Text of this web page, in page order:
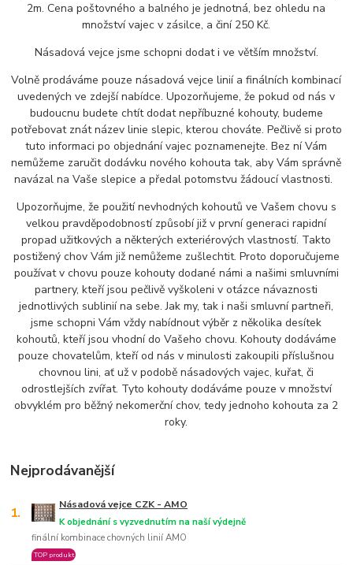
2m. Cena poštovného a balného je jednotná, bez ohledu na
množství vajec v zásilce, a činí 250 Kč.
Násadová vejce jsme schopni dodat i ve větším množství.
Volně prodáváme pouze násadová vejce linií a finálních kombinací
uvedených ve zdejší nabídce. Upozorňujeme, že pokud od nás v
budoucnu budete chtít dodat nepříbuzné kohouty, budeme
potřebovat znát název linie slepic, kterou chováte. Pečlivě si proto
tuto informaci po objednání vajec poznamenejte. Bez ní Vám
nemůžeme zaručit dodávku nového kohouta tak, aby Vám správně
navázal na Vaše slepice a předal potomstvu žádoucí vlastnosti.
Upozorňujme, že použití nevhodných kohoutů ve Vašem chovu s
velkou pravděpodobností způsobí již v první generaci rapidní
propad užitkových a některých exteriérových vlastností. Takto
postižený chov Vám již nemůžeme zušlechtit. Proto doporučujeme
používat v chovu pouze kohouty dodané námi a našimi smluvními
partnery, kteří jsou pečlivě vyškoleni v otázce návaznosti
jednotlivých sublinií na sebe. Jak my, tak i naši smluvní partneři,
jsme schopni Vám vždy nabídnout výběr z několika desítek
kohoutů, kteří jsou vhodní do Vašeho chovu. Kohouty dodáváme
pouze chovatelům, kteří od nás v minulosti zakoupili příslušnou
chovnou lini, ať už v podobě násadových vajec, kuřat, či
odrostlejších zvířat. Tyto kohouty dodáváme pouze v množství
obvyklém pro běžný nekomerční chov, tedy jednoho kohouta za 2
roky.
Nejprodávanější
1. Násadová vejce CZK - AMO
finální kombinace chovných linií AMO
K objednání s vyzvednutím na naší výdejně
TOP produkt